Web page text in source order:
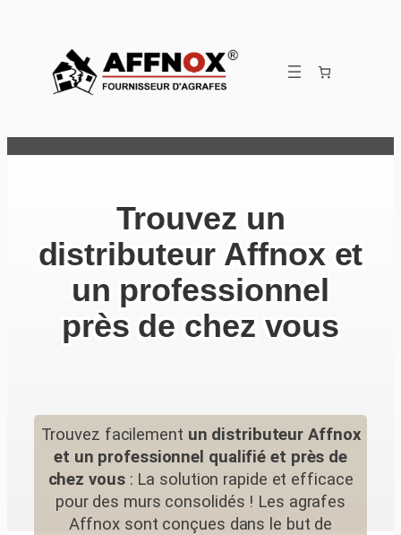
contenu
Trouvez un
distributeur Affnox et
un professionnel
près de chez vous
Trouvez facilement un distributeur Affnox
et un professionnel qualifié et près de
chez vous: La solution rapide et efficace
pour des murs consolidés ! Les agrafes
Affnox sont conçues dans le but de